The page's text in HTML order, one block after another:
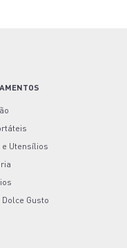
e Utensílios
Gusto